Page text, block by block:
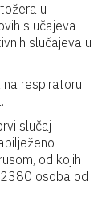
u
slučajeva
slučajeva u
respiratoru
slučaj
od kojih
osoba od